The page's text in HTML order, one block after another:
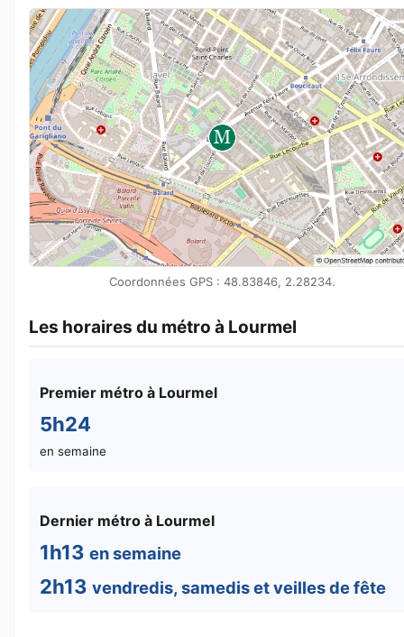
Coordonnées GPS : 48.83846, 2.28234.
Les horaires du métro à Lourmel
Premier métro à Lourmel
5h24
en semaine
Dernier métro à Lourmel
1h13 en semaine
2h13 vendredis, samedis et veilles de fête